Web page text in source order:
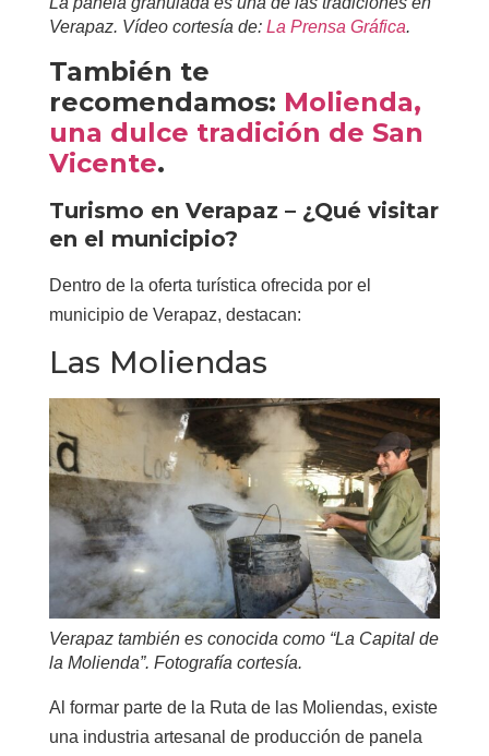
Verapaz. Vídeo cortesía de: La Prensa Gráfica.
También te
recomendamos: Molienda,
una dulce tradición de San
Vicente.
Turismo en Verapaz – ¿Qué visitar
en el municipio?
Dentro de la oferta turística ofrecida por el
municipio de Verapaz, destacan:
Las Moliendas
Verapaz también es conocida como “La Capital de
la Molienda”. Fotografía cortesía.
Al formar parte de la Ruta de las Moliendas, existe
una industria artesanal de producción de panela